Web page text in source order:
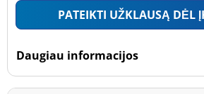
PATEIKTI UŽKLAUSĄ DĖL
Daugiau informacijos